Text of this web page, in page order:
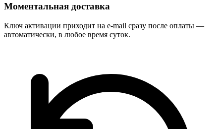
Моментальная доставка
Ключ активации приходит на e-mail сразу после оплаты —
автоматически, в любое время суток.